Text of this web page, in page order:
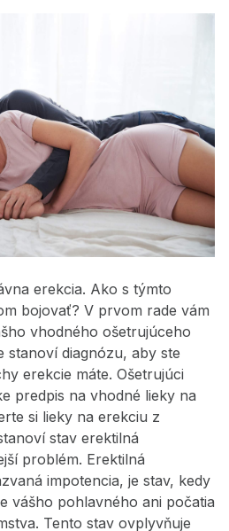
erekcia. Ako s týmto
bojovať? V prvom rade vám
vhodného ošetrujúceho
stanoví diagnózu, aby ste
erekcie máte. Ošetrujúci
predpis na vhodné lieky na
si lieky na erekciu z
stav erektilná
problém. Erektilná
impotencia, je stav, kedy
vášho pohlavného ani počatia
Tento stav ovplyvňuje